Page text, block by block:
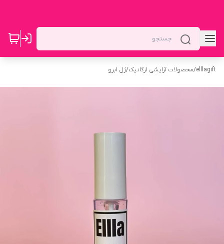
elllagift
/محصولات آرایشی ارگانیک/ژل ابرو